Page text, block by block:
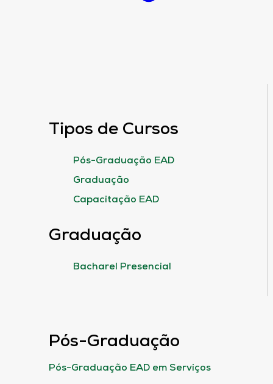
Tipos de Cursos
Pós-Graduação EAD
Graduação
Capacitação EAD
Graduação
Bacharel Presencial
Pós-Graduação
Pós-Graduação EAD em Serviços